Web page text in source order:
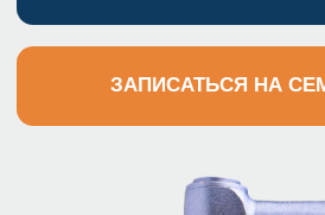
Практическая
ценность
будете понимать, где находится
инфекционный очаг